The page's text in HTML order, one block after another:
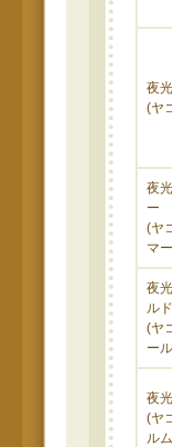
夜
(ヤ
夜
ー
(ヤ
マ
夜
ルド
(ヤ
ー
夜
(ヤ
ル